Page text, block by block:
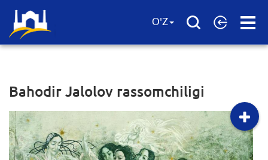
Open
O'Z
Bahodir Jalolov rassomchiligi